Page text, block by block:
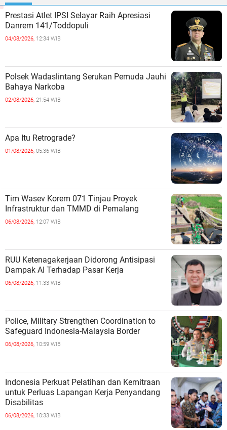
Prestasi Atlet IPSI Selayar Raih Apresiasi
Danrem 141/Toddopuli
04/08/2026, 12:34 WIB
Polsek Wadaslintang Serukan Pemuda Jauhi
Bahaya Narkoba
02/08/2026, 21:54 WIB
Apa Itu Retrograde?
01/08/2026, 05:36 WIB
Tim Wasev Korem 071 Tinjau Proyek
Infrastruktur dan TMMD di Pemalang
06/08/2026, 12:07 WIB
RUU Ketenagakerjaan Didorong Antisipasi
Dampak AI Terhadap Pasar Kerja
06/08/2026, 11:33 WIB
Police, Military Strengthen Coordination to
Safeguard Indonesia-Malaysia Border
06/08/2026, 10:59 WIB
Indonesia Perkuat Pelatihan dan Kemitraan
untuk Perluas Lapangan Kerja Penyandang
Disabilitas
06/08/2026, 10:33 WIB